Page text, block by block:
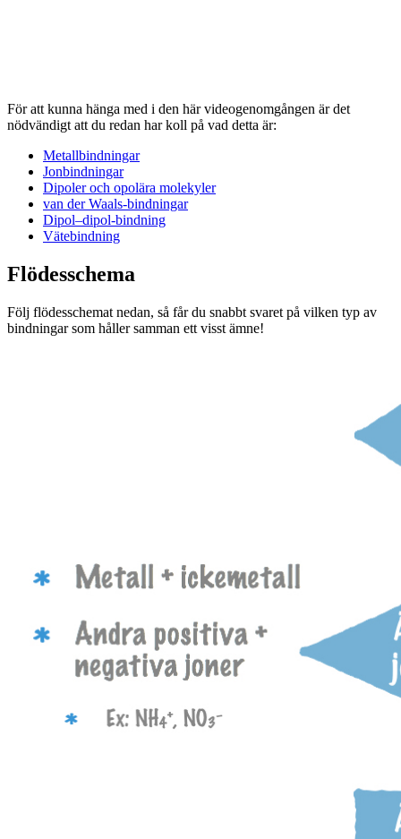
För att kunna hänga med i den här videogenomgången är det
nödvändigt att du redan har koll på vad detta är:
Metallbindningar
Jonbindningar
Dipoler och opolära molekyler
van der Waals-bindningar
Dipol–dipol-bindning
Vätebindning
Flödesschema
Följ flödesschemat nedan, så får du snabbt svaret på vilken typ av
bindningar som håller samman ett visst ämne!